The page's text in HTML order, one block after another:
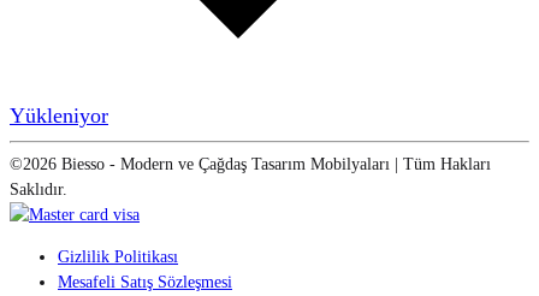
Yükleniyor
©2026 Biesso - Modern ve Çağdaş Tasarım Mobilyaları | Tüm Hakları
Saklıdır.
Gizlilik Politikası
Mesafeli Satış Sözleşmesi